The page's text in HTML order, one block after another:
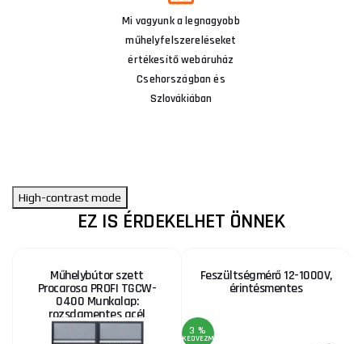
Mi vagyunk a legnagyobb
műhelyfelszereléseket
értékesítő webáruház
Csehországban és
Szlovákiában
High-contrast mode
EZ IS ÉRDEKELHET ÖNNEK
Műhelybútor szett
Procarosa PROFI TGCW-
0400 Munkalap:
rozsdamentes acél
Feszültségmérő 12-1000V,
érintésmentes
3 %
KEDVEZMÉNY